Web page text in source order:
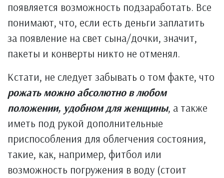
появляется возможность подзаработать. Все
понимают, что, если есть деньги заплатить
за появление на свет сына/дочки, значит,
пакеты и конверты никто не отменял.
Кстати, не следует забывать о том факте, что
рожать можно абсолютно в любом
положении, удобном для женщины, а также
иметь под рукой дополнительные
приспособления для облегчения состояния,
такие, как, например, фитбол или
возможность погружения в воду (стоит